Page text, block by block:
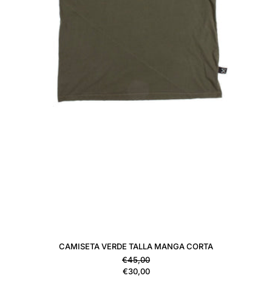
CAMISETA VERDE TALLA MANGA CORTA
Precio habitual
€45,00
Precio de venta
€30,00